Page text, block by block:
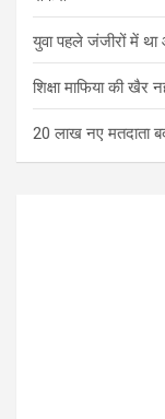
युवा पहले जंजीरों में
शिक्षा माफिया की खैर
20 लाख नए मतदाता